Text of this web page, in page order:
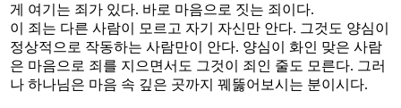
게 여기는 죄가 있다. 바로 마음으로 짓는 죄이다.
이 죄는 다른 사람이 모르고 자기 자신만 안다. 그것도 양심이
정상적으로 작동하는 사람만이 안다. 양심이 화인 맞은 사람
은 마음으로 죄를 지으면서도 그것이 죄인 줄도 모른다. 그러
나 하나님은 마음 속 깊은 곳까지 꿰뚫어보시는 분이시다.